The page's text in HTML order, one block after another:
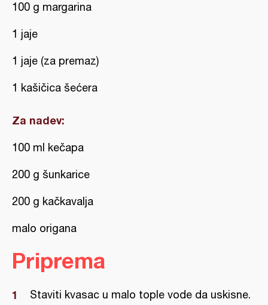
100 g margarina
1 jaje
1 jaje (za premaz)
1 kašičica šećera
Za nadev:
100 ml kečapa
200 g šunkarice
200 g kačkavalja
malo origana
Priprema
Staviti kvasac u malo tople vode da uskisne.